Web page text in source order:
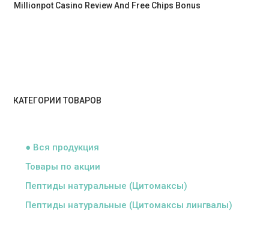
Millionpot Casino Review And Free Chips Bonus
КАТЕГОРИИ ТОВАРОВ
● Вся продукция
Товары по акции
Пептиды натуральные (Цитомаксы)
Пептиды натуральные (Цитомаксы лингвалы)